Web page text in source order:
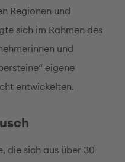
Regionen und
sich im Rahmen des
und
eigene
entwickelten.
die sich aus über 30